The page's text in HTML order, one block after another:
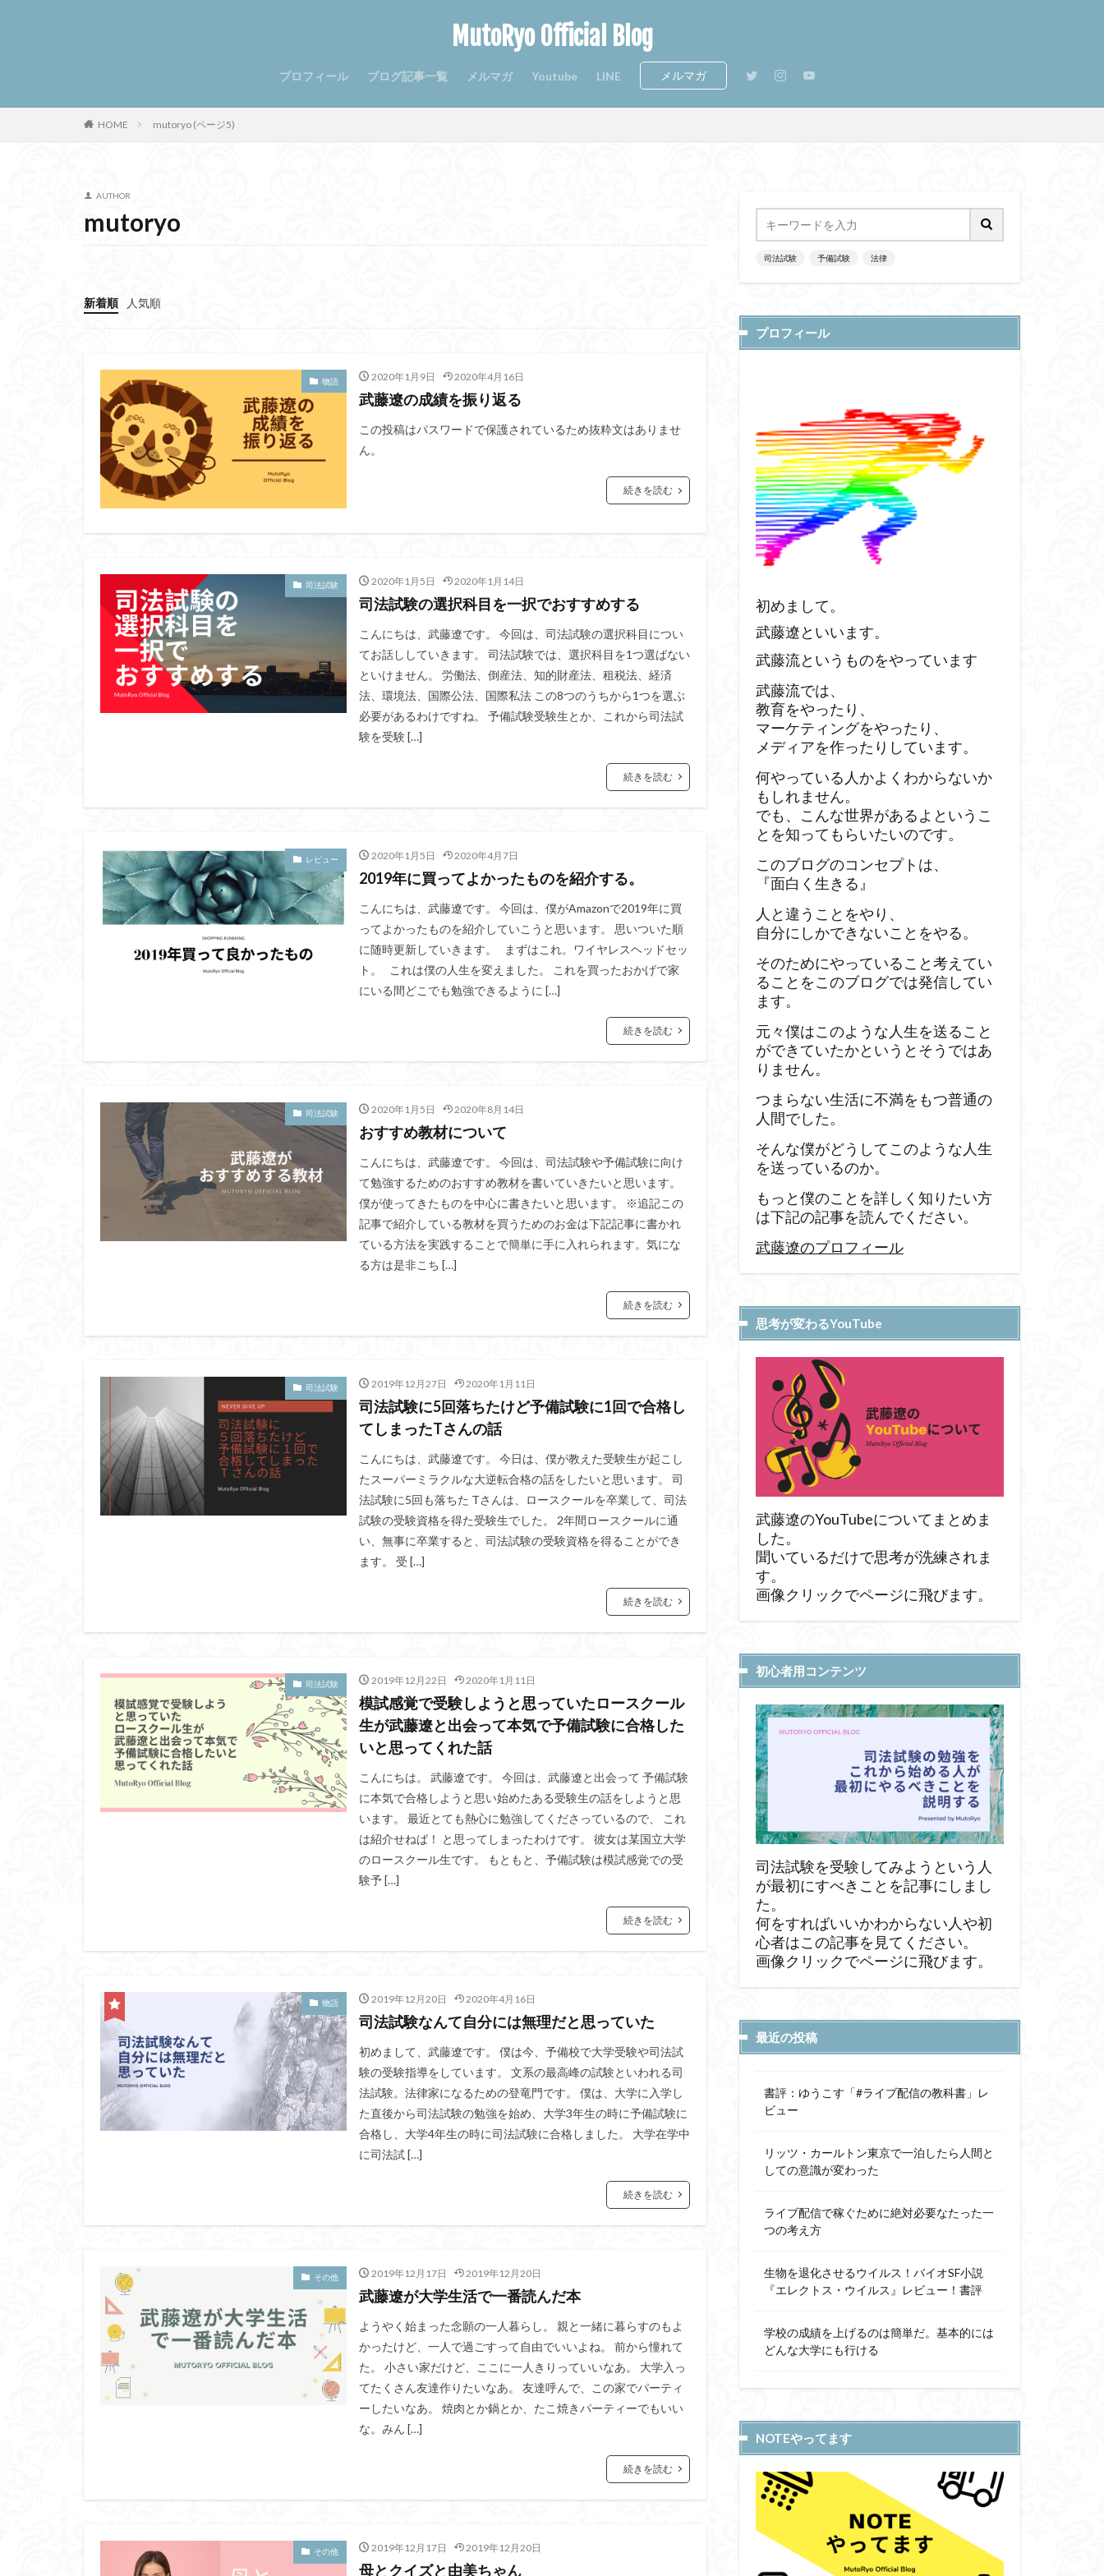
MutoRyo Official Blog
プロフィール ブログ記事一覧 メルマガ Youtube LINE メルマガ
HOME mutoryo (ページ5)
AUTHOR
mutoryo
新着順 人気順
物語 2020年1月9日 2020年4月16日
武藤遼の成績を振り返る
この投稿はパスワードで保護されているため抜粋文はありませ
ん。
続きを読む
司法試験 2020年1月5日 2020年1月14日
司法試験の選択科目を一択でおすすめする
こんにちは、武藤遼です。 今回は、司法試験の選択科目につい
てお話ししていきます。 司法試験では、選択科目を1つ選ばない
といけません。 労働法、倒産法、知的財産法、租税法、経済
法、環境法、国際公法、国際私法 この8つのうちから1つを選ぶ
必要があるわけですね。 予備試験受験生とか、これから司法試
験を受験 […]
続きを読む
レビュー 2020年1月5日 2020年4月7日
2019年に買ってよかったものを紹介する。
こんにちは、武藤遼です。 今回は、僕がAmazonで2019年に買
ってよかったものを紹介していこうと思います。 思いついた順
に随時更新していきます。 まずはこれ。ワイヤレスヘッドセッ
ト。 これは僕の人生を変えました。 これを買ったおかげで家
にいる間どこでも勉強できるように […]
続きを読む
司法試験 2020年1月5日 2020年8月14日
おすすめ教材について
こんにちは、武藤遼です。 今回は、司法試験や予備試験に向け
て勉強するためのおすすめ教材を書いていきたいと思います。
僕が使ってきたものを中心に書きたいと思います。 ※追記この
記事で紹介している教材を買うためのお金は下記記事に書かれ
ている方法を実践することで簡単に手に入れられます。気にな
る方は是非こち […]
続きを読む
司法試験 2019年12月27日 2020年1月11日
司法試験に5回落ちたけど予備試験に1回で合格し
てしまったTさんの話
こんにちは、武藤遼です。 今日は、僕が教えた受験生が起こし
たスーパーミラクルな大逆転合格の話をしたいと思います。 司
法試験に5回も落ちた Tさんは、ロースクールを卒業して、司法
試験の受験資格を得た受験生でした。 2年間ロースクールに通
い、無事に卒業すると、司法試験の受験資格を得ることができ
ます。 受 […]
続きを読む
司法試験 2019年12月22日 2020年1月11日
模試感覚で受験しようと思っていたロースクール
生が武藤遼と出会って本気で予備試験に合格した
いと思ってくれた話
こんにちは。 武藤遼です。 今回は、武藤遼と出会って 予備試験
に本気で合格しようと思い始めたある受験生の話をしようと思
います。 最近とても熱心に勉強してくださっているので、 これ
は紹介せねば！ と思ってしまったわけです。 彼女は某国立大学
のロースクール生です。 もともと、予備試験は模試感覚での受
験予 […]
続きを読む
物語 2019年12月20日 2020年4月16日
司法試験なんて自分には無理だと思っていた
初めまして、武藤遼です。 僕は今、予備校で大学受験や司法試
験の受験指導をしています。 文系の最高峰の試験といわれる司
法試験。法律家になるための登竜門です。 僕は、大学に入学し
た直後から司法試験の勉強を始め、大学3年生の時に予備試験に
合格し、大学4年生の時に司法試験に合格しました。 大学在学中
に司法試 […]
続きを読む
その他 2019年12月17日 2019年12月20日
武藤遼が大学生活で一番読んだ本
ようやく始まった念願の一人暮らし。 親と一緒に暮らすのもよ
かったけど、一人で過ごすって自由でいいよね。 前から憧れて
た。 小さい家だけど、ここに一人きりっていいなあ。 大学入っ
てたくさん友達作りたいなあ。 友達呼んで、この家でパーティ
ーしたいなあ。 焼肉とか鍋とか、たこ焼きパーティーでもいい
な。みん […]
続きを読む
その他 2019年12月17日 2019年12月20日
母とクイズと由美ちゃん
司法試験 予備試験 法律
プロフィール
初めまして。
武藤遼といいます。
武藤流というものをやっています
武藤流では、
教育をやったり、
マーケティングをやったり、
メディアを作ったりしています。
何やっている人かよくわからないか
もしれません。
でも、こんな世界があるよというこ
とを知ってもらいたいのです。
このブログのコンセプトは、
『面白く生きる』
人と違うことをやり、
自分にしかできないことをやる。
そのためにやっていること考えてい
ることをこのブログでは発信してい
ます。
元々僕はこのような人生を送ること
ができていたかというとそうではあ
りません。
つまらない生活に不満をもつ普通の
人間でした。
そんな僕がどうしてこのような人生
を送っているのか。
もっと僕のことを詳しく知りたい方
は下記の記事を読んでください。
武藤遼のプロフィール
思考が変わるYouTube
武藤遼のYouTubeについてまとめま
した。
聞いているだけで思考が洗練されま
す。
画像クリックでページに飛びます。
初心者用コンテンツ
司法試験を受験してみようという人
が最初にすべきことを記事にしまし
た。
何をすればいいかわからない人や初
心者はこの記事を見てください。
画像クリックでページに飛びます。
最近の投稿
書評：ゆうこす「#ライブ配信の教科書」レ
ビュー
リッツ・カールトン東京で一泊したら人間と
しての意識が変わった
ライブ配信で稼ぐために絶対必要なたった一
つの考え方
生物を退化させるウイルス！バイオSF小説
『エレクトス・ウイルス』レビュー！書評
学校の成績を上げるのは簡単だ。基本的には
どんな大学にも行ける
NOTEやってます